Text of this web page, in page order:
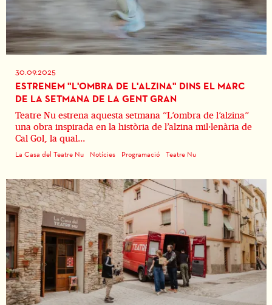
30.09.2025
ESTRENEM "L'OMBRA DE L'ALZINA" DINS EL MARC
DE LA SETMANA DE LA GENT GRAN
Teatre Nu estrena aquesta setmana “L’ombra de l’alzina”
una obra inspirada en la història de l’alzina mil·lenària de
Cal Gol, la qual...
La Casa del Teatre Nu Notícies Programació Teatre Nu